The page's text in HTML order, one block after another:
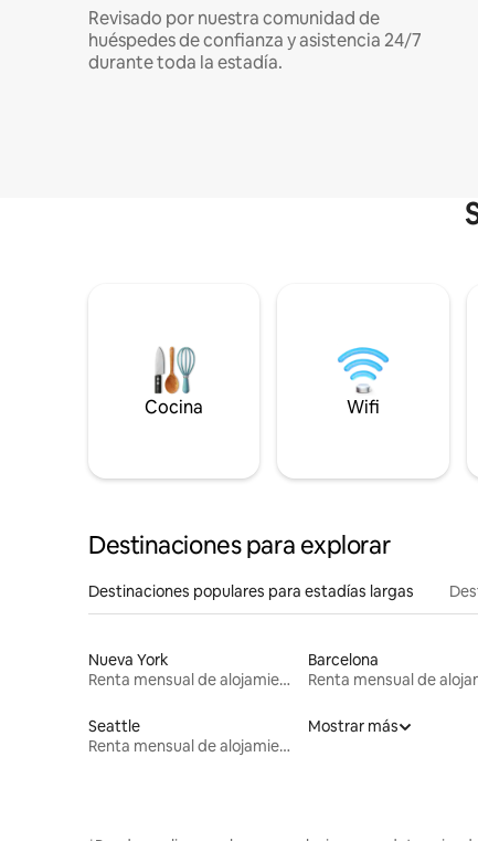
Revisado por nuestra comunidad de
huéspedes de confianza y asistencia 24/7
durante toda la estadía.
Cocina Wifi
Destinaciones para explorar
Destinaciones populares para estadías largas
Nueva York
Renta mensual de alojamientos
Barcelona
Seattle
Renta mensual de alojamientos
Mostrar más